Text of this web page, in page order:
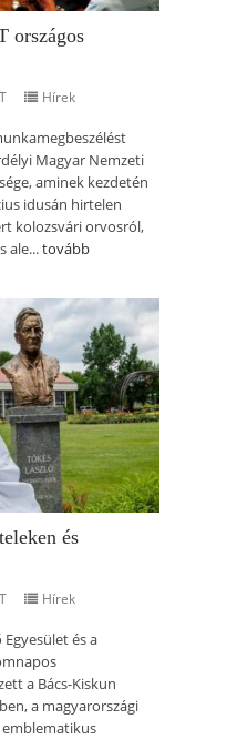
országos
Hírek
Magyar Nemzeti
aminek kezdetén
idusán hirtelen
kolozsvári orvosról,
ale...tovább
és
Hírek
és a
a Bács-Kiskun
a magyarországi